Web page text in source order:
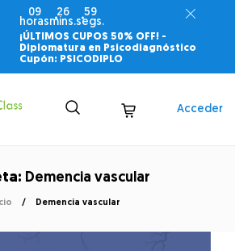
09
horas
26
mins.
59
segs.
¡ÚLTIMOS CUPOS 50% OFF! -
Diplomatura en Psicodiagnóstico
Cupón: PSICODIPLO
Acceder
Demencia vascular
Demencia vascular